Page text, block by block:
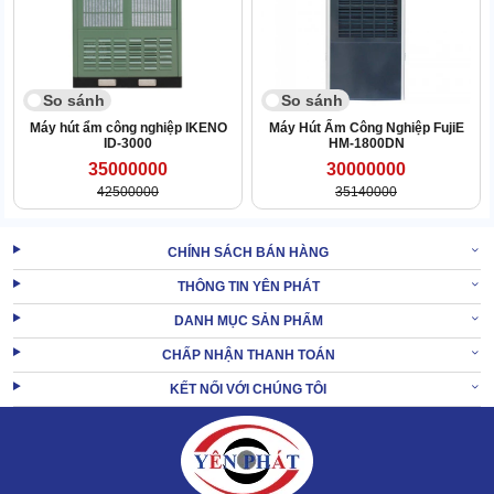
So sánh
Máy hút ẩm công nghiệp IKENO
ID-3000
35000000
42500000
So sánh
Máy Hút Ẩm Công Nghiệp FujiE
HM-1800DN
30000000
35140000
CHÍNH SÁCH BÁN HÀNG
THÔNG TIN YÊN PHÁT
DANH MỤC SẢN PHẨM
CHẤP NHẬN THANH TOÁN
KẾT NỐI VỚI CHÚNG TÔI